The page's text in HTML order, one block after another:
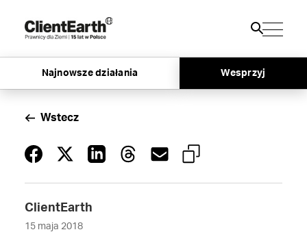
Najnowsze działania Wesprzyj
ClientEarth
15 maja 2018
Wstecz